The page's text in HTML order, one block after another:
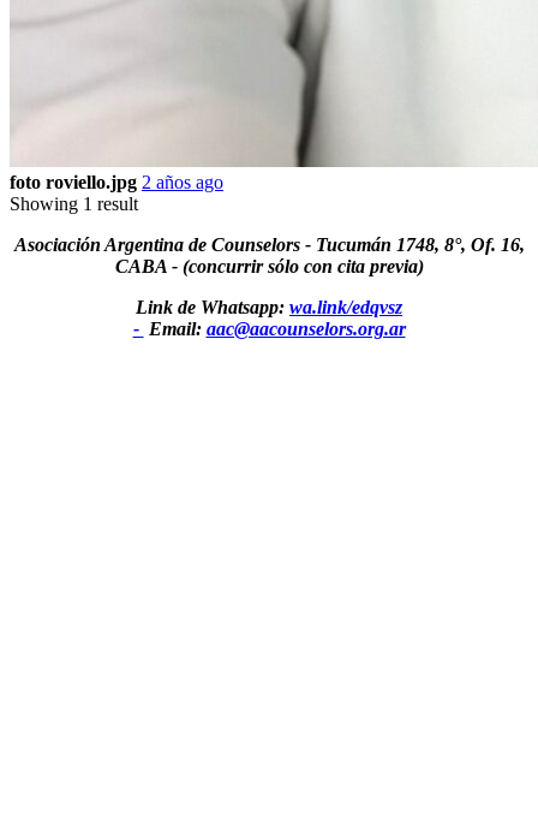
foto roviello.jpg 2 años ago
Showing 1 result
Asociación Argentina de Counselors - Tucumán 1748, 8°, Of. 16,
CABA - (concurrir sólo con cita previa)
Link de Whatsapp: wa.link/edqvsz
- Email: aac@aacounselors.org.ar